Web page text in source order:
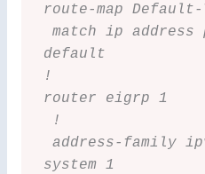
route-map
default
!
router eigrp 1
!
system 1